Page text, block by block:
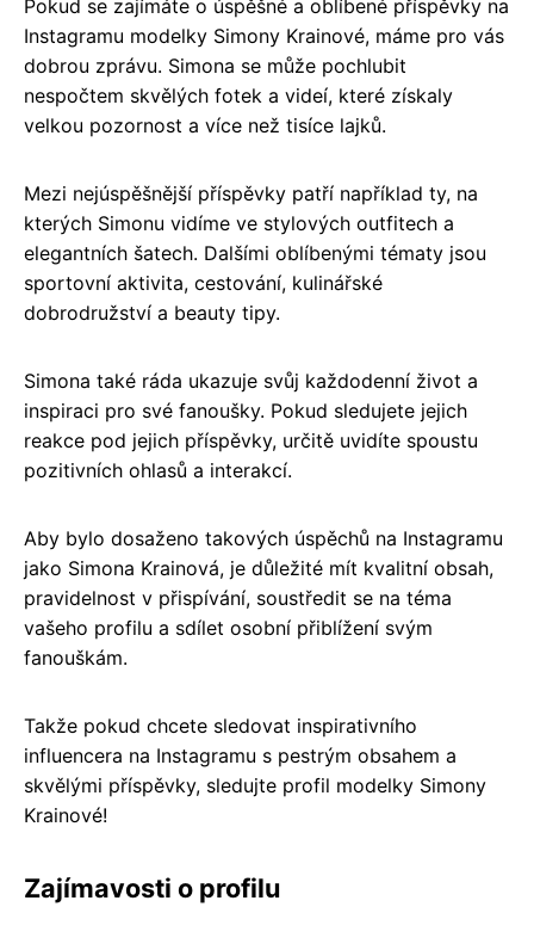
Pokud se zajímáte o úspěšné a oblíbené příspěvky na
Instagramu modelky Simony Krainové, máme pro vás
dobrou zprávu. Simona se může pochlubit
nespočtem skvělých fotek a videí, které získaly
velkou pozornost a více než tisíce lajků.
Mezi nejúspěšnější příspěvky patří například ty, na
kterých Simonu vidíme ve stylových outfitech a
elegantních šatech. Dalšími oblíbenými tématy jsou
sportovní aktivita, cestování, kulinářské
dobrodružství a beauty tipy.
Simona také ráda ukazuje svůj každodenní život a
inspiraci pro své fanoušky. Pokud sledujete jejich
reakce pod jejich příspěvky, určitě uvidíte spoustu
pozitivních ohlasů a interakcí.
Aby bylo dosaženo takových úspěchů na Instagramu
jako Simona Krainová, je důležité mít kvalitní obsah,
pravidelnost v přispívání, soustředit se na téma
vašeho profilu a sdílet osobní přiblížení svým
fanouškám.
Takže pokud chcete sledovat inspirativního
influencera na Instagramu s pestrým obsahem a
skvělými příspěvky, sledujte profil modelky Simony
Krainové!
Zajímavosti o profilu